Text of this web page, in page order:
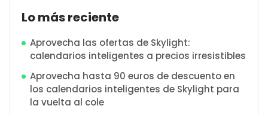
Lo más reciente
Aprovecha las ofertas de Skylight:
calendarios inteligentes a precios irresistibles
Aprovecha hasta 90 euros de descuento en
los calendarios inteligentes de Skylight para
la vuelta al cole